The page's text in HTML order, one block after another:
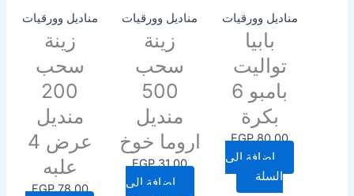
مناديل وورقيات
بابيا
تواليت
بامبو 6
بكرة
EGP80.00
إضافة إلى
السلة
مناديل وورقيات
زينة
سحب
500
منديل
اروما خوخ
EGP31.00
إضافة إلى
مناديل وورقيات
زينة
سحب
200
منديل
عرض 4
علبه
EGP78.00